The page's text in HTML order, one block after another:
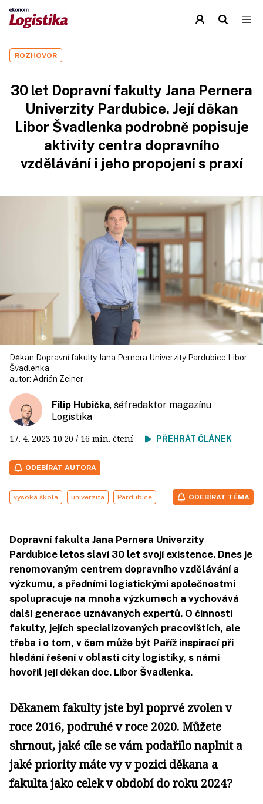
ROZHOVOR
30 let Dopravní fakulty Jana Pernera
Univerzity Pardubice. Její děkan
Libor Švadlenka podrobně popisuje
aktivity centra dopravního
vzdělávání i jeho propojení s praxí
Děkan Dopravní fakulty Jana Pernera Univerzity Pardubice Libor
Švadlenka
autor: Adrián Zeiner
Filip Hubička, šéfredaktor magazínu
Logistika
17. 4. 2023 10:20 / 16 min. čtení PŘEHRÁT ČLÁNEK
ODEBÍRAT AUTORA
vysoká škola univerzita Pardubice ODEBÍRAT TÉMA
Dopravní fakulta Jana Pernera Univerzity
Pardubice letos slaví 30 let svojí existence. Dnes je
renomovaným centrem dopravního vzdělávání a
výzkumu, s předními logistickými společnostmi
spolupracuje na mnoha výzkumech a vychovává
další generace uznávaných expertů. O činnosti
fakulty, jejích specializovaných pracovištích, ale
třeba i o tom, v čem může být Paříž inspirací při
hledání řešení v oblasti city logistiky, s námi
hovořil její děkan doc. Libor Švadlenka.
Děkanem fakulty jste byl poprvé zvolen v
roce 2016, podruhé v roce 2020. Můžete
shrnout, jaké cíle se vám podařilo naplnit a
jaké priority máte vy v pozici děkana a
fakulta jako celek v období do roku 2024?